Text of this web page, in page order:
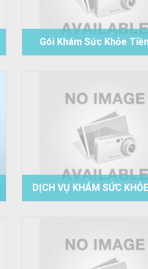
Gói Khám Sức Khỏe
Nhân Tại Bệnh Viện Đa
DỊCH VỤ KHÁM SỨC
QUÁT ĐỊNH KỲ